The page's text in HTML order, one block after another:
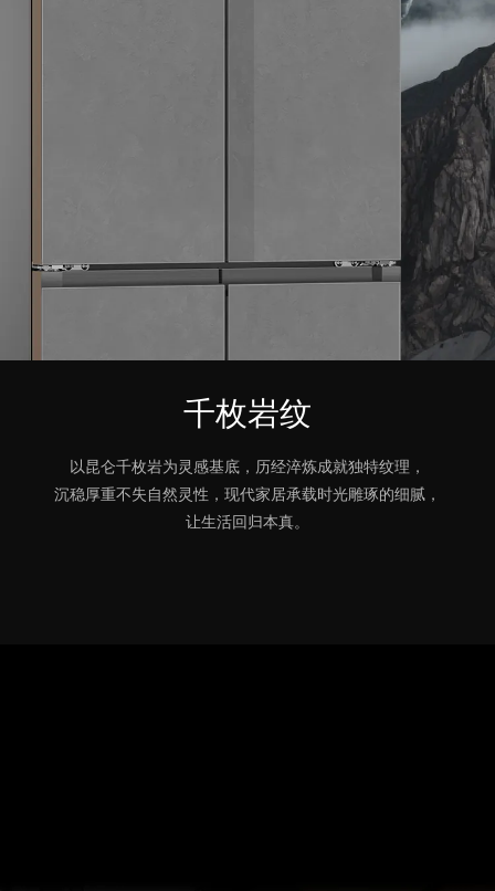
千枚岩纹
以昆仑千枚岩为灵感基底，历经淬炼成就独特纹理，
沉稳厚重不失自然灵性，现代家居承载时光雕琢的细腻，
让生活回归本真。